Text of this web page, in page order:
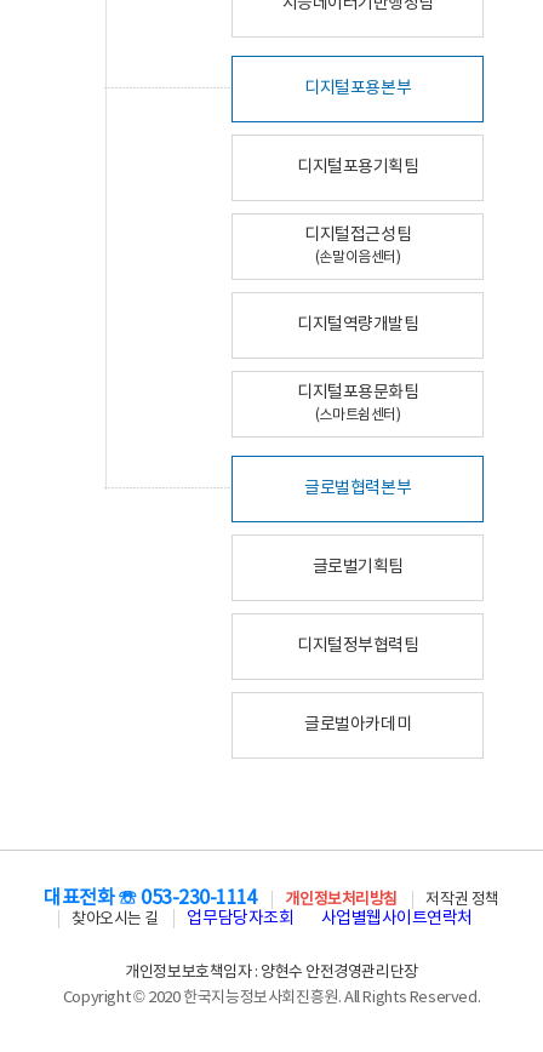
디지털포용본부
디지털포용기획팀
디지털접근성팀
(손말이음센터)
디지털역량개발팀
디지털포용문화팀
(스마트쉼센터)
글로벌협력본부
글로벌기획팀
디지털정부협력팀
글로벌아카데미
대표전화 ☏ 053-230-1114 개인정보처리방침
저작권 정책
찾아오시는 길
업무담당자조회 사업별웹사이트연락처
개인정보보호책임자 : 양현수 안전경영관리단장
Copyright © 2020 한국지능정보사회진흥원. All Rights Reserved.